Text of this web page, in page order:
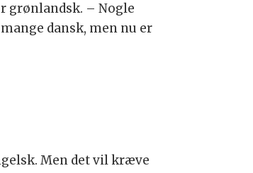
grønlandsk. – Nogle
dansk, men nu er
Men det vil kræve